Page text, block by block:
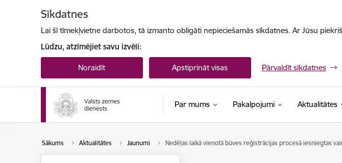
Sīkdatnes
Lai šī tīmekļvietne darbotos, tā izmanto obligāti nepieciešamās sīkdatnes. Ar Jūsu
Lūdzu, atzīmējiet savu izvēli:
Noraidīt Apstiprināt visas Pārvaldīt sīkdatnes
Par mums Pakalpojumi Aktualitātes
Sākums Aktualitātes Jaunumi Nedēļas laikā vienotā būves reģistrācijas procesā iesniegtas